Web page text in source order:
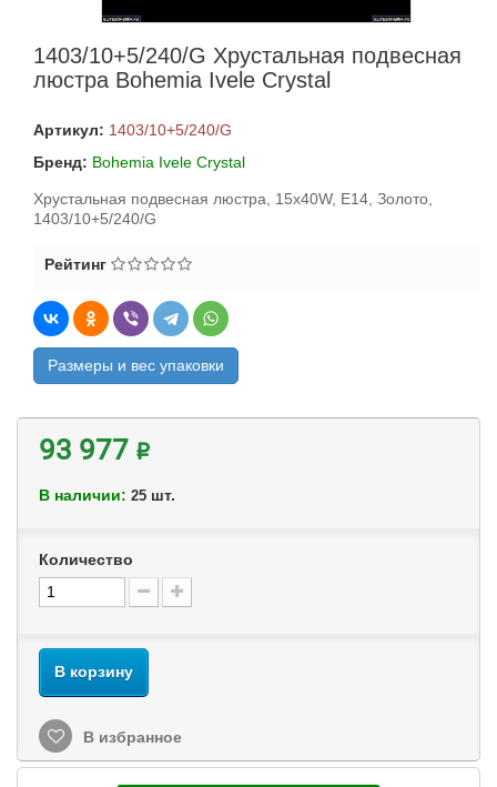
1403/10+5/240/G Хрустальная подвесная
люстра Bohemia Ivele Crystal
Артикул: 1403/10+5/240/G
Бренд: Bohemia Ivele Crystal
Хрустальная подвесная люстра, 15x40W, E14, Золото,
1403/10+5/240/G
Рейтинг
Размеры и вес упаковки
93 977 ₽
В наличии: 25 шт.
Количество
В корзину
В избранное